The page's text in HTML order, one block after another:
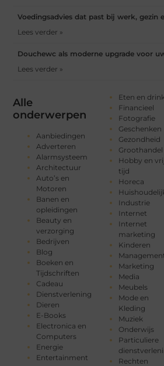
Alle
onderwerpen
Aanbiedingen
Adverteren
Alarmsysteem
Architectuur
Auto’s en
Motoren
Banen en
opleidingen
Beauty en
verzorging
Bedrijven
Blog
Boeken en
Tijdschriften
Cadeau
Dienstverlening
Dieren
E-Books
Electronica en
Computers
Energie
Entertainment
Eten en
Financieel
Fotografie
Geschenken
Gezondheid
Groothandel
Hobby en
tijd
Horeca
Industrie
Internet
Internet
marketing
Kinderen
Management
Marketing
Media
Meubels
Mode en
Kleding
Muziek
Onderwijs
Particuliere
Rechten
Voedingsadvies dat past bij werk, gezin
Lees verder »
Douchewc als moderne upgrade voor
Lees verder »